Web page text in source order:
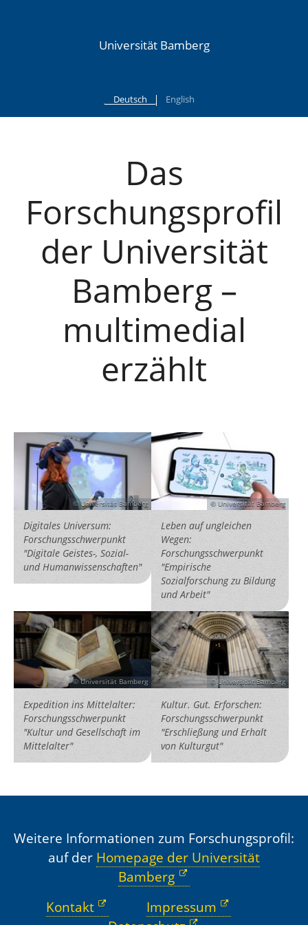
Universität Bamberg
Deutsch English
Das
Forschungsprofil
der Universität
Bamberg –
multimedial
erzählt
Universität Bamberg
Digitales Universum:
Forschungsschwerpunkt
"Digitale Geistes-, Sozial-
und Humanwissenschaften"
Universität Bamberg
Leben auf ungleichen
Wegen:
Forschungsschwerpunkt
"Empirische
Sozialforschung zu Bildung
und Arbeit"
Universität Bamberg
Expedition ins Mittelalter:
Forschungsschwerpunkt
"Kultur und Gesellschaft im
Mittelalter"
Universität Bamberg
Kultur. Gut. Erforschen:
Forschungsschwerpunkt
"Erschließung und Erhalt
von Kulturgut"
Weitere Informationen zum Forschungsprofil:
auf der Homepage der Universität
Bamberg
Kontakt
Impressum